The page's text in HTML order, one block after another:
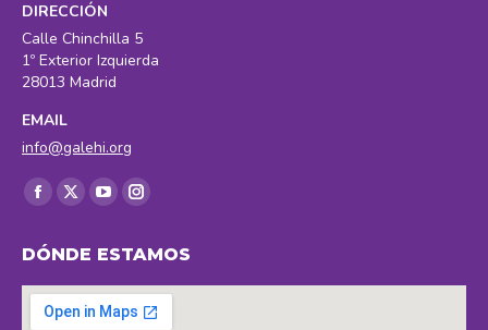
DIRECCIÓN
Calle Chinchilla 5
1º Exterior Izquierda
28013 Madrid
EMAIL
info@galehi.org
Encuéntranos en:
Facebook
opens
in
new
X
opens
in
new
YouTube
opens
in
new
Instagram
opens
in
new
DÓNDE ESTAMOS